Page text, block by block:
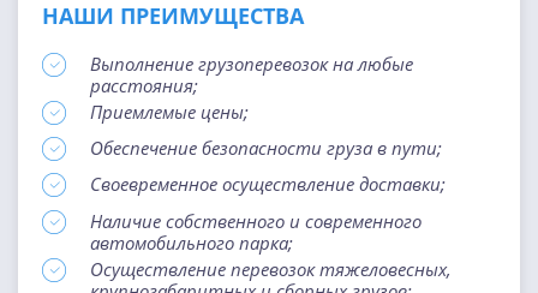
НАШИ ПРЕИМУЩЕСТВА
Выполнение грузоперевозок на любые
расстояния;
Приемлемые цены;
Обеспечение безопасности груза в пути;
Своевременное осуществление доставки;
Наличие собственного и современного
автомобильного парка;
Осуществление перевозок тяжеловесных,